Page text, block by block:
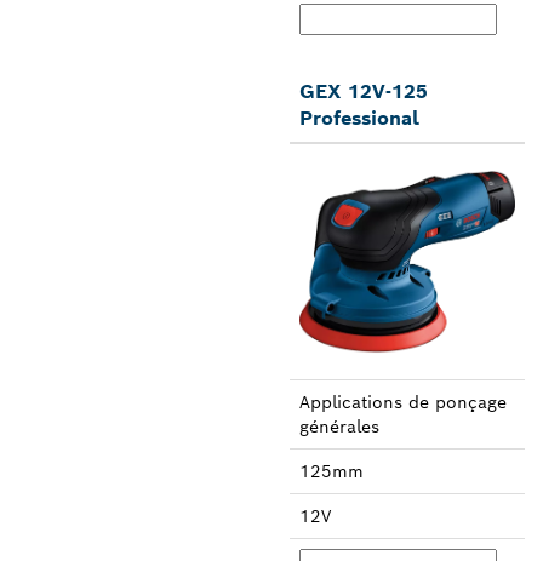
GEX 12V-125
Professional
Applica­tions de ponçage
générales
125mm
12V